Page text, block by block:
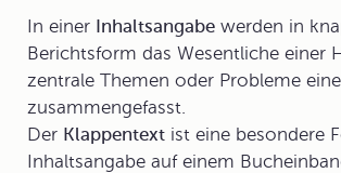
In einer Inhaltsangabe werden in
Berichtsform das Wesentliche einer
zentrale Themen oder Probleme
zusammengefasst.
Der Klappentext ist eine besondere
Inhaltsangabe auf einem